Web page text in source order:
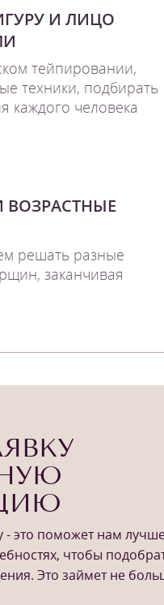
И ЛИЦО
тейпировании,
техники, подбирать
каждого человека
ВОЗРАСТНЫЕ
решать разные
заканчивая
- это поможет нам
чтобы
Это займет не